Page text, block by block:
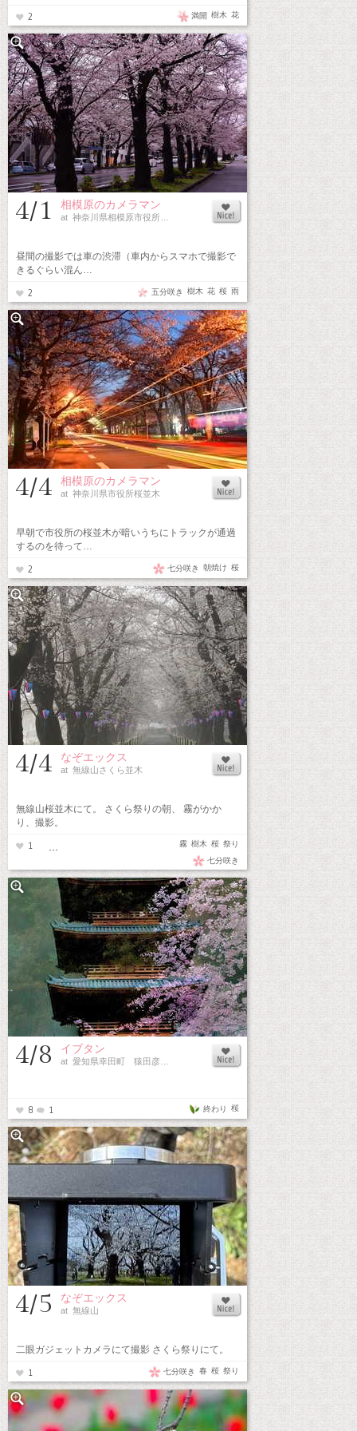
2 花
樹木
満開
4/1 相模原のカメラマン
at 神奈川県相模原市役所…
昼間の撮影では車の渋滞（車内からスマホで撮影で
きるぐらい混ん…
2 雨
桜
花
樹木
五分咲き
4/4 相模原のカメラマン
at 神奈川県市役所桜並木
早朝で市役所の桜並木が暗いうちにトラックが通過
するのを待って…
2 桜
朝焼け
七分咲き
4/4 なぞエックス
at 無線山さくら並木
無線山桜並木にて。 さくら祭りの朝、 霧がかか
り、撮影。
1 祭り
桜
樹木
霧
七分咲き
4/8 イブタン
at 愛知県幸田町 猿田彦…
8 1 桜
終わり
4/5 なぞエックス
at 無線山
二眼ガジェットカメラにて撮影 さくら祭りにて。
1 祭り
桜
春
七分咲き